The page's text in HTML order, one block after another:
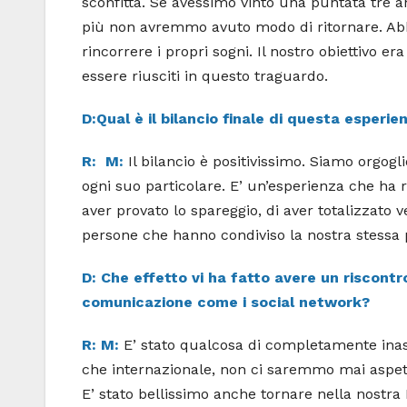
più non avremmo avuto modo di ritornare.
rincorrere i propri sogni. Il nostro obiettivo
essere riusciti in questo traguardo.
D:Qual è il bilancio finale di questa
R: M: Il bilancio è positivissimo. Siamo
ogni suo particolare. E’ un’esperienza che
aver provato lo spareggio, di aver totalizzato
persone che hanno condiviso la nostra stessa
D: Che effetto vi ha fatto avere un
comunicazione come i social network?
R: M: E’ stato qualcosa di completamente
che internazionale, non ci saremmo mai
E’ stato bellissimo anche tornare nella